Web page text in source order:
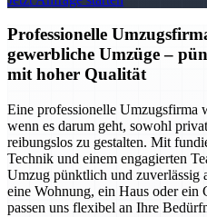
Professionelle
gewerbliche Umzüge –
mit hoher Qualität
Eine professionelle Umzugsfirma
wenn es darum geht, sowohl
reibungslos zu gestalten. Mit
Technik und einem engagierten
Umzug pünktlich und
eine Wohnung, ein Haus oder ein
passen uns flexibel an Ihre